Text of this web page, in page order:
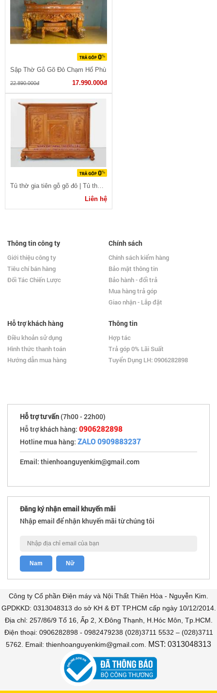
Sập Thờ Gỗ Gõ Đỏ Chạm Hổ Phù
22.890.000đ 17.990.000đ
Tủ thờ gia tiên gỗ gõ đỏ | Tủ thờ gia tiên
Liên hệ
Thông tin công ty
Giới thiệu công ty
Tiêu chí bán hàng
Đối Tác Chiến Lược
Chính sách
Chính sách kiểm hàng
Bảo mật thông tin
Bảo hành - đổi trả
Mua hàng trả góp
Giao nhận - Lắp đặt
Hỗ trợ khách hàng
Điều khoản sử dụng
Hình thức thanh toán
Hướng dẫn mua hàng
Thông tin
Hợp tác
Trả góp 0% Lãi Suất
Tuyển Dụng LH: 0906282898
Hỗ trợ tư vấn (7h00 - 22h00)
Hỗ trợ khách hàng: 0906282898
Hotline mua hàng: ZALO 0909883237
Email: thienhoanguyenkim@gmail.com
Đăng ký nhận email khuyến mãi
Nhập email để nhận khuyến mãi từ chúng tôi
Công ty Cổ phần Điện máy và Nội Thất Thiên Hòa - Nguyễn Kim.
GPDKKD: 0313048313 do sở KH & ĐT TP.HCM cấp ngày 10/12/2014.
Địa chỉ: 257/86/9 Tổ 16, Ấp 2, X.Đông Thạnh, H.Hóc Môn, Tp.HCM.
Điện thoại: 0906282898 - 0982479238 (028)3711 5532 – (028)3711
5762. Email: thienhoanguyenkim@gmail.com.
MST: 0313048313